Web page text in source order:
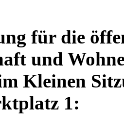
für die
und
Kleinen
1: